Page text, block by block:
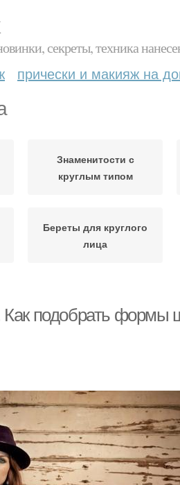
секреты, техника
прически и макияж на
Знаменитости с
круглым типом
Береты для круглого
лица
Как подобрать формы